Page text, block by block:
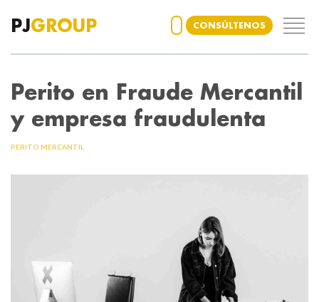
PJGROUP CONSÚLTENOS
Perito en Fraude Mercantil
y empresa fraudulenta
PERITO MERCANTIL